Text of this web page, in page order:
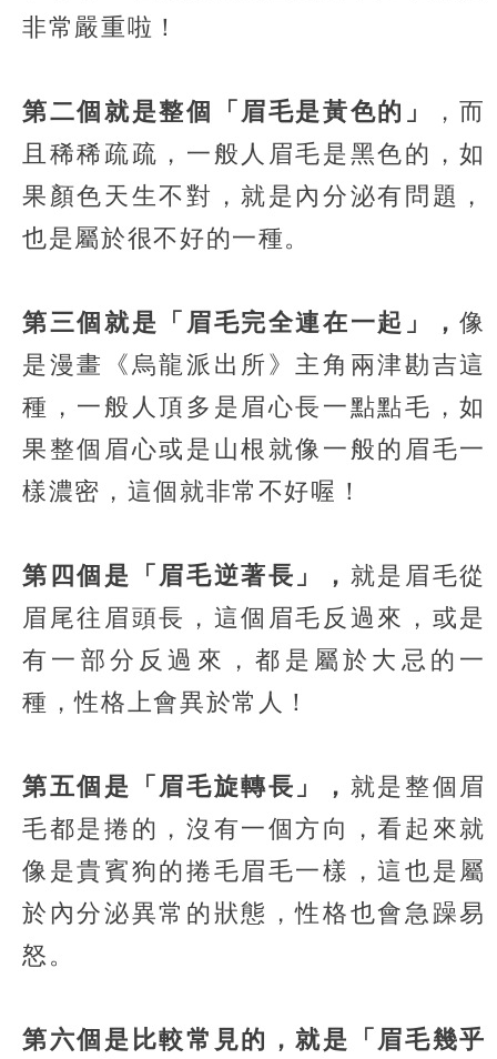
非常嚴重啦！
第二個就是整個「眉毛是黃色的」
，而
且稀稀疏疏，一般人眉毛是黑色的，如
果顏色天生不對，就是內分泌有問題，
也是屬於很不好的一種。
第三個就是「眉毛完全連在一起」，像
是漫畫《烏龍派出所》主角兩津勘吉這
種，一般人頂多是眉心長一點點毛，如
果整個眉心或是山根就像一般的眉毛一
樣濃密，這個就非常不好喔！
第四個是「眉毛逆著長」， 就是眉毛從
眉尾往眉頭長，這個眉毛反過來，或是
有一部分反過來，都是屬於大忌的一
種，性格上會異於常人！
第五個是「眉毛旋轉長」， 就是整個眉
毛都是捲的，沒有一個方向，看起來就
像是貴賓狗的捲毛眉毛一樣，這也是屬
於內分泌異常的狀態，性格也會急躁易
怒。
第六個是比較常見的，就是「眉毛幾乎